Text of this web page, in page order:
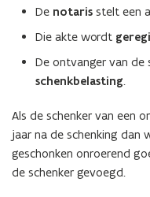
De notaris stelt een
Die akte wordt
De ontvanger van
schenkbelasting.
Als de schenker van een
jaar na de schenking dan
geschonken onroerend
de schenker gevoegd.